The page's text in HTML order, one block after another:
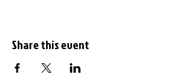
Share this event